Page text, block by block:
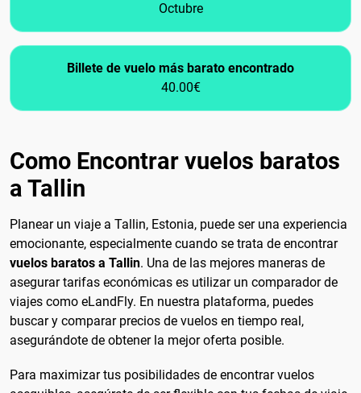
Octubre
Billete de vuelo más barato encontrado
40.00€
Como Encontrar vuelos baratos
a Tallin
Planear un viaje a Tallin, Estonia, puede ser una experiencia
emocionante, especialmente cuando se trata de encontrar
vuelos baratos a Tallin. Una de las mejores maneras de
asegurar tarifas económicas es utilizar un comparador de
viajes como eLandFly. En nuestra plataforma, puedes
buscar y comparar precios de vuelos en tiempo real,
asegurándote de obtener la mejor oferta posible.
Para maximizar tus posibilidades de encontrar vuelos